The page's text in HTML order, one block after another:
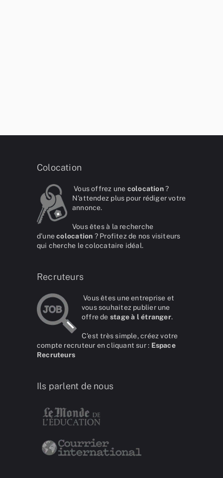
Colocation
Vous offrez une colocation?
N'attendez plus pour rédiger votre
annonce.
Vous êtes à la recherche
d'unecolocation ? Profitez de nos visiteurs
qui cherche le colocataire idéal.
Recruteurs
Vous êtes une entreprise et
vous souhaitez publier une
offre de stage à l étranger.
C'est très simple, créez votre
compte recruteur en cliquant sur : Espace
Recruteurs
Ils parlent de nous